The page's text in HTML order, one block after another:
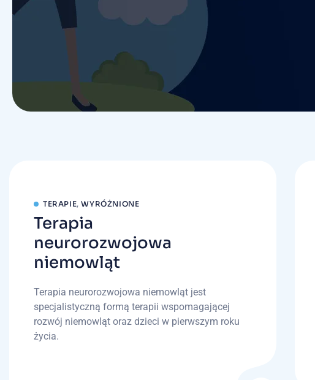
TERAPIE,WYRÓŻNIONE
Terapia
neurorozwojowa
niemowląt
Terapia neurorozwojowa niemowląt jest
specjalistyczną formą terapii wspomagającej
rozwój niemowląt oraz dzieci w pierwszym roku
życia.